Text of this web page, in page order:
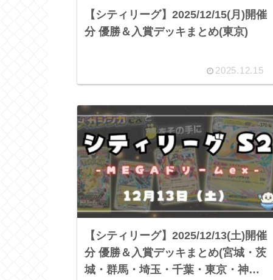
【シティリーグ】2025/12/15(月)開催
分 優勝＆入賞デッキまとめ(東京)
2025.12.15
【シティリーグ】2025/12/13(土)開催
分 優勝＆入賞デッキまとめ(宮城・茨
城・群馬・埼玉・千葉・東京・神奈